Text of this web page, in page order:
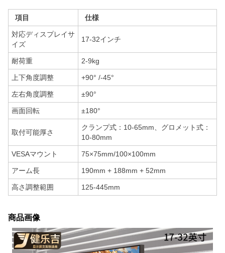
項目 仕様
対応ディスプレイサ
イズ
17-32インチ
耐荷重 2-9kg
上下角度調整 +90° /-45°
左右角度調整 ±90°
画面回転 ±180°
取付可能厚さ
クランプ式：10-65mm、グロメット式：
10-80mm
VESAマウント 75×75mm/100×100mm
アーム長 190mm + 188mm + 52mm
高さ調整範囲 125-445mm
商品画像